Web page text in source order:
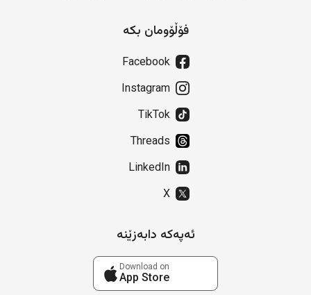
فۆڵۆومان بکە
Facebook
Instagram
TikTok
Threads
LinkedIn
X
ئەپەکە دابەزێنە
Download on
App Store